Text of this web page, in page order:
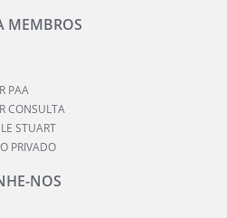
MEMBROS
PAA
CONSULTA
STUART
PRIVADO
NOS